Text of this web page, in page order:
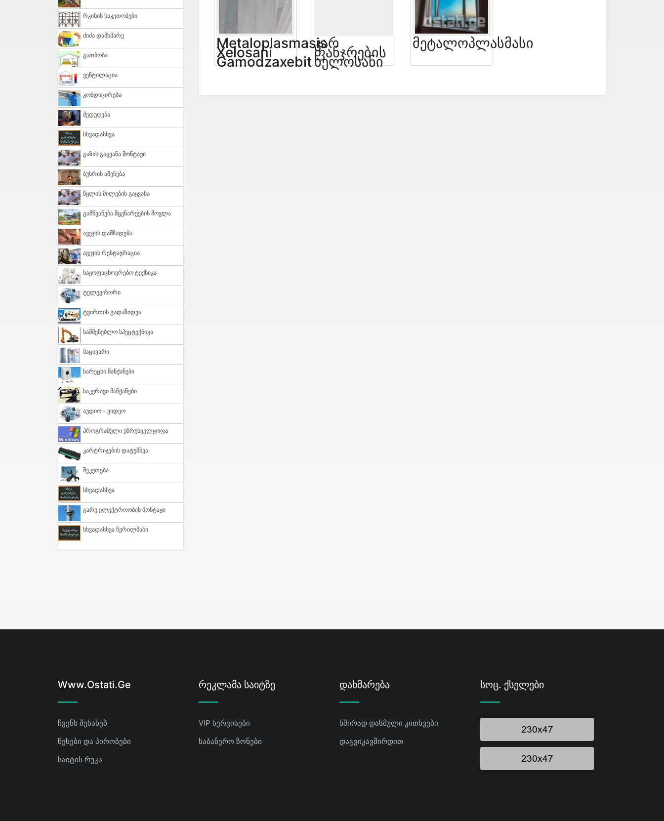
Metaloplasmasis
Xelosani
Gamodzaxebit
Კარ
Ფანჯრების
Ხელოსანი
Მეტალოპლასმასი
Რკინის Ნაკეთობები
Ძიძა Დამხმარე
Გათბობა
Ვენტილაცია
Კონდიცირება
Შედუღება
Სხვადასხვა
Გაზის Გაყვანა Მონტაჟი
Ბუხრის Აშენება
Წყლის Მილების Გაყვანა
Გამწვანება Მცენარეების Მოვლა
Ავეჯის Დამზადება
Ავეჯის Რესტავრაცია
Საყოფაცხოვრებო Ტექნიკა
Ტელევიზორი
Ტვირთის Გადაზიდვა
Სამშენებლო Სპეცტექნიკა
Მაცივარი
Სარეცხი Მანქანები
Საკერავი Მანქანები
Აუდიო - Ვიდეო
Პროგრამული Უზრუნველყოფა
Კარტრიჯების Დატუმბვა
Შეკეთება
Სხვადასხვა
Გარე Ელექტროობის Მონტაჟი
Სხვადასხვა Წვრილმანი
Www.ostati.ge
ჩვენს შესახებ
წესები და პირობები
საიტის რუკა
Რეკლამა Საიტზე
VIP სერვისები
საბანერო ზონები
Დახმარება
ხშირად დასმული კითხვები
დაგვიკავშირდით
Სოც. Ქსელები